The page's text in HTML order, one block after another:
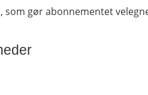
som gør abonnementet